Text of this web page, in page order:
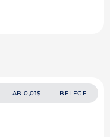
AB 0,01$ BELEGE